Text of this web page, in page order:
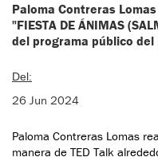
Paloma Contreras
"FIESTA DE ÁNIMAS
del programa público del
Del:
26 Jun 2024
Paloma Contreras Lomas
manera de TED Talk